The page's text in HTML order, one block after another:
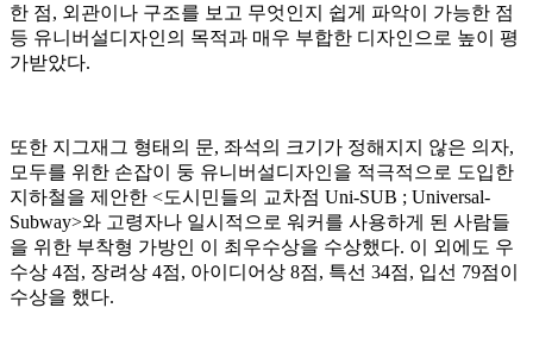
한 점, 외관이나 구조를 보고 무엇인지 쉽게 파악이 가능한 점
등 유니버설디자인의 목적과 매우 부합한 디자인으로 높이 평
가받았다.
또한 지그재그 형태의 문, 좌석의 크기가 정해지지 않은 의자,
모두를 위한 손잡이 둥 유니버설디자인을 적극적으로 도입한
지하철을 제안한 <도시민들의 교차점 Uni-SUB ; Universal-
Subway>와 고령자나 일시적으로 워커를 사용하게 된 사람들
을 위한 부착형 가방인 이 최우수상을 수상했다. 이 외에도 우
수상 4점, 장려상 4점, 아이디어상 8점, 특선 34점, 입선 79점이
수상을 했다.